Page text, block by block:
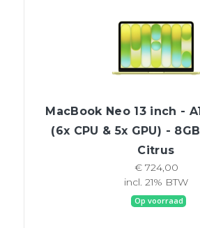
MacBook Neo 13 inch -
(6x CPU & 5x GPU) -
Citrus
€ 724,00
incl. 21% BTW
Op voorraad